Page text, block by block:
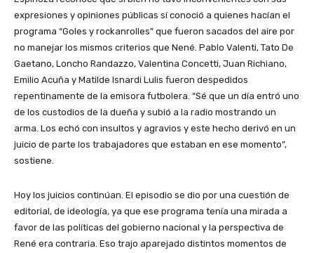
expresiones y opiniones públicas sí conoció a quienes hacían el
programa “Goles y rockanrolles” que fueron sacados del aire por
no manejar los mismos criterios que Nené. Pablo Valenti, Tato De
Gaetano, Loncho Randazzo, Valentina Concetti, Juan Richiano,
Emilio Acuña y Matilde Isnardi Lulis fueron despedidos
repentinamente de la emisora futbolera. “Sé que un día entró uno
de los custodios de la dueña y subió a la radio mostrando un
arma. Los echó con insultos y agravios y este hecho derivó en un
juicio de parte los trabajadores que estaban en ese momento”,
sostiene.
Hoy los juicios continúan. El episodio se dio por una cuestión de
editorial, de ideología, ya que ese programa tenía una mirada a
favor de las políticas del gobierno nacional y la perspectiva de
René era contraria. Eso trajo aparejado distintos momentos de